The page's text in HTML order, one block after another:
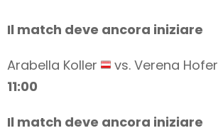
Il match deve ancora iniziare
Arabella Koller
vs. Verena Hofer
11:00
Il match deve ancora iniziare